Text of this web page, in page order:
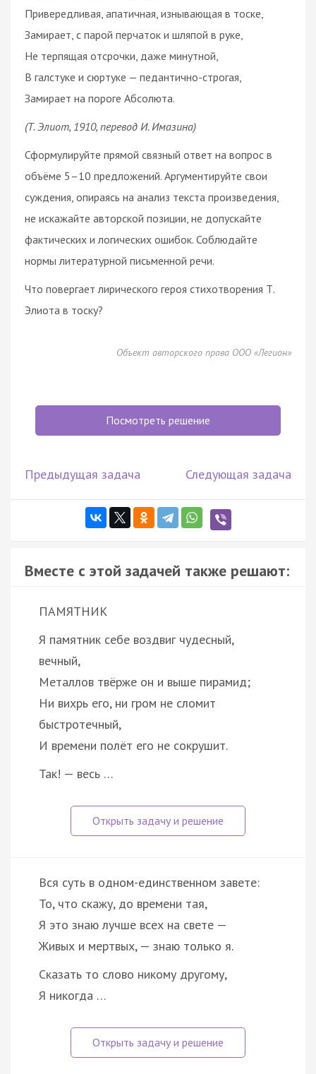
Привередливая, апатичная, изнывающая в тоске,
Замирает, с парой перчаток и шляпой в руке,
Не терпящая отсрочки, даже минутной,
В галстуке и сюртуке — педантично-строгая,
Замирает на пороге Абсолюта.
(Т. Элиот, 1910, перевод И. Имазина)
Сформулируйте прямой связный ответ на вопрос в
объёме 5–10 предложений. Аргументируйте свои
суждения, опираясь на анализ текста произведения,
не искажайте авторской позиции, не допускайте
фактических и логических ошибок. Соблюдайте
нормы литературной письменной речи.
Что повергает лирического героя стихотворения Т.
Элиота в тоску?
Объект авторского права ООО «Легион»
Посмотреть решение
Предыдущая задача Следующая задача
Вместе с этой задачей также решают:
ПАМЯТНИК
Я памятник себе воздвиг чудесный,
вечный,
Металлов твёрже он и выше пирамид;
Ни вихрь его, ни гром не сломит
быстротечный,
И времени полёт его не сокрушит.
Так! — весь …
Вся суть в одном-единственном завете:
То, что скажу, до времени тая,
Я это знаю лучше всех на свете —
Живых и мертвых, — знаю только я.
Сказать то слово никому другому,
Я никогда …